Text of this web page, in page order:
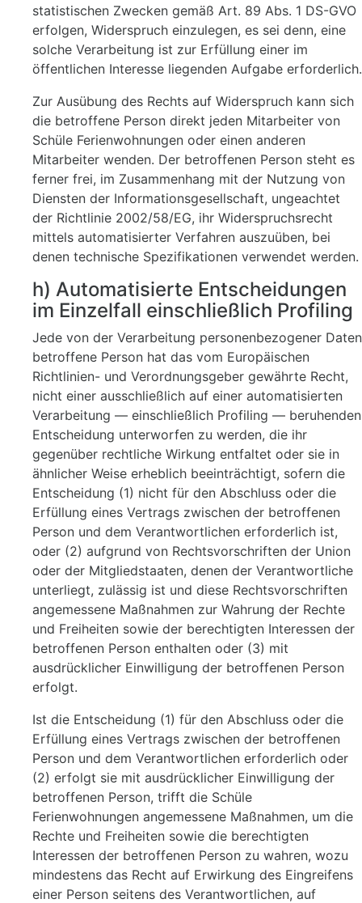
statistischen Zwecken gemäß Art. 89 Abs. 1 DS-GVO
erfolgen, Widerspruch einzulegen, es sei denn, eine
solche Verarbeitung ist zur Erfüllung einer im
öffentlichen Interesse liegenden Aufgabe erforderlich.
Zur Ausübung des Rechts auf Widerspruch kann sich
die betroffene Person direkt jeden Mitarbeiter von
Schüle Ferienwohnungen oder einen anderen
Mitarbeiter wenden. Der betroffenen Person steht es
ferner frei, im Zusammenhang mit der Nutzung von
Diensten der Informationsgesellschaft, ungeachtet
der Richtlinie 2002/58/EG, ihr Widerspruchsrecht
mittels automatisierter Verfahren auszuüben, bei
denen technische Spezifikationen verwendet werden.
h) Automatisierte Entscheidungen
im Einzelfall einschließlich Profiling
Jede von der Verarbeitung personenbezogener Daten
betroffene Person hat das vom Europäischen
Richtlinien- und Verordnungsgeber gewährte Recht,
nicht einer ausschließlich auf einer automatisierten
Verarbeitung — einschließlich Profiling — beruhenden
Entscheidung unterworfen zu werden, die ihr
gegenüber rechtliche Wirkung entfaltet oder sie in
ähnlicher Weise erheblich beeinträchtigt, sofern die
Entscheidung (1) nicht für den Abschluss oder die
Erfüllung eines Vertrags zwischen der betroffenen
Person und dem Verantwortlichen erforderlich ist,
oder (2) aufgrund von Rechtsvorschriften der Union
oder der Mitgliedstaaten, denen der Verantwortliche
unterliegt, zulässig ist und diese Rechtsvorschriften
angemessene Maßnahmen zur Wahrung der Rechte
und Freiheiten sowie der berechtigten Interessen der
betroffenen Person enthalten oder (3) mit
ausdrücklicher Einwilligung der betroffenen Person
erfolgt.
Ist die Entscheidung (1) für den Abschluss oder die
Erfüllung eines Vertrags zwischen der betroffenen
Person und dem Verantwortlichen erforderlich oder
(2) erfolgt sie mit ausdrücklicher Einwilligung der
betroffenen Person, trifft die Schüle
Ferienwohnungen angemessene Maßnahmen, um die
Rechte und Freiheiten sowie die berechtigten
Interessen der betroffenen Person zu wahren, wozu
mindestens das Recht auf Erwirkung des Eingreifens
einer Person seitens des Verantwortlichen, auf